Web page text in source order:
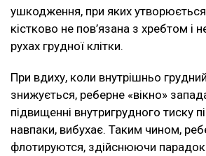
ушкодження, при яких
кістково не пов’язана з хребтом і
рухах грудної клітки.
При вдиху, коли внутрішньо
знижується, реберне «вікно»
підвищенні внутригрудного тиску
навпаки, вибухає. Таким чином,
флотируются, здійснюючи